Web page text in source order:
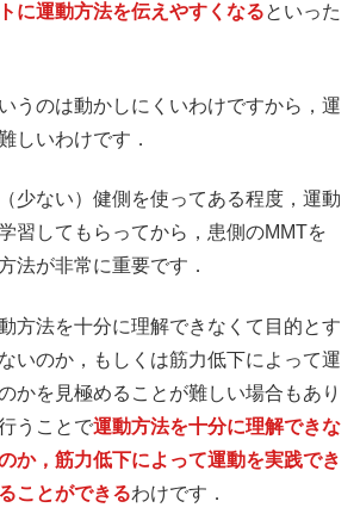
に運動方法を伝えやすくなるといった
うのは動かしにくいわけですから，運
しいわけです．
少ない）健側を使ってある程度，運動
習してもらってから，患側のMMTを
法が非常に重要です．
方法を十分に理解できなくて目的とす
いのか，もしくは筋力低下によって運
かを見極めることが難しい場合もあり
うことで運動方法を十分に理解できな
か，筋力低下によって運動を実践でき
ことができるわけです．